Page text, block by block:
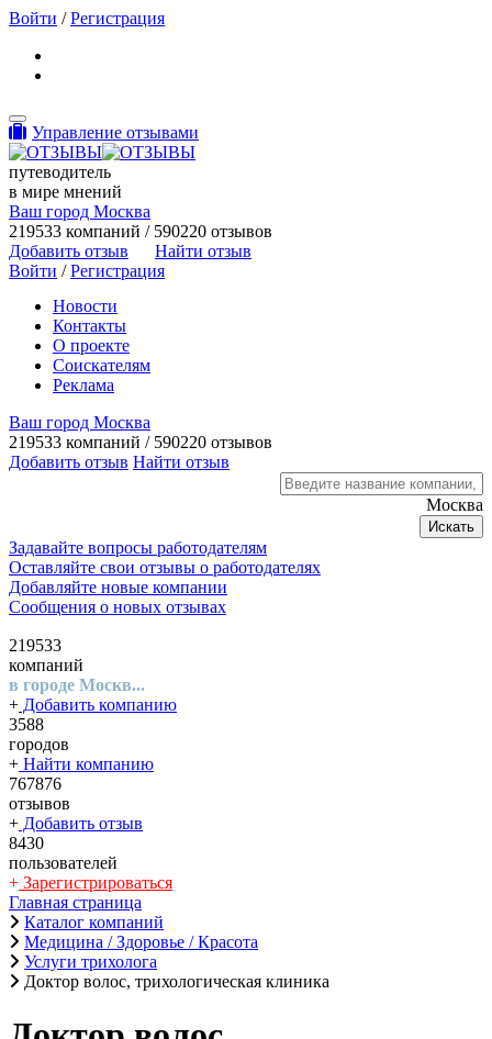
Войти /Регистрация
Toggle navigation
Управление отзывами
путеводитель
в мире мнений
Ваш город Москва
219533 компаний / 590220 отзывов
Добавить отзыв
Найти отзыв
Войти /Регистрация
Новости
Контакты
О проекте
Соискателям
Реклама
Ваш город Москва
219533 компаний / 590220 отзывов
Добавить отзыв Найти отзыв
Москва
Искать
Задавайте вопросы работодателям
Оставляйте свои отзывы о работодателях
Добавляйте новые компании
Сообщения о новых отзывах
219533
компаний
в городе Москв...
+ Добавить компанию
3588
городов
+ Найти компанию
767876
отзывов
+ Добавить отзыв
8430
пользователей
+ Зарегистрироваться
Главная страница
Каталог компаний
Медицина / Здоровье / Красота
Услуги трихолога
Доктор волос, трихологическая клиника